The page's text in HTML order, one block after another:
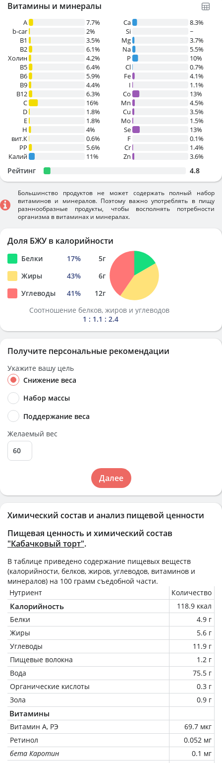
Химический состав и анализ пищевой ценности
Пищевая ценность и химический состав
"Кабачковый торт".
В таблице приведено содержание пищевых веществ
(калорийности, белков, жиров, углеводов, витаминов и
минералов) на 100 грамм съедобной части.
Нутриент
Количество
Калорийность
118.9 ккал
Белки
4.9 г
Жиры
5.6 г
Углеводы
11.9 г
Пищевые волокна
1.2 г
Вода
75.5 г
Органические кислоты
0.3 г
Зола
0.9 г
Витамины
Витамин А, РЭ
69.7 мкг
Ретинол
0.052 мг
бета Каротин
0.1 мг
Витамины и минералы
A
7.7%
b-car
2%
В1
3.5%
B2
6.1%
Холин
4.2%
B5
6.4%
B6
5.9%
B9
4.4%
B12
6.3%
C
16%
D
1.8%
E
1.8%
H
4%
вит.К
0.6%
PP
5.6%
Калий
11%
Ca
8.3%
Si
~
Mg
3.7%
Na
5.5%
P
10%
Cl
0.7%
Fe
4.1%
I
1.1%
Co
13%
Mn
4.5%
Cu
3.5%
Mo
1.5%
Se
13%
F
0.1%
Cr
1.4%
Zn
3.6%
Рейтинг 4.8
Большинство продуктов не может содержать полный набор
витаминов и минералов. Поэтому важно употреблять в пищу
разннообразные продукты, чтобы восполнять потребности
организма в витаминах и минералах.
Доля БЖУ в калорийности
Белки 17% 5г
Жиры
43% 6г
Углеводы
41% 12г
Соотношение белков, жиров и углеводов
1 : 1.1 : 2.4
Получите персональные рекомендации
Укажите вашу цель
Снижение веса
Набор массы
Поддержание веса
Желаемый вес
Далее